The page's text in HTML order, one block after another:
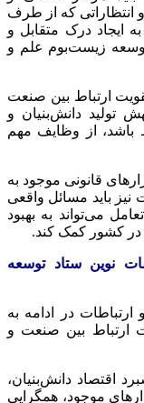
انتظاراتی که از طرف
به ایجاد درک متقابل و
زیست‌بوم علم و
ارتباط بین صنعت
تولید دانش‌بنیان و
باشد، از وظایف مهم
قانونی موجود به
باید مسائل واقعی
می‌تواند به بهبود
در کشور کمک کند.
نوین ستاد توسعه
در ادامه به
ارتباط بین صنعت و
اقتصاد دانش‌بنیان،
موجود، همگرایی